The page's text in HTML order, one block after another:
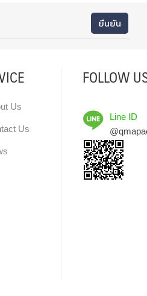
Us
Us
FOLLOW
Line ID